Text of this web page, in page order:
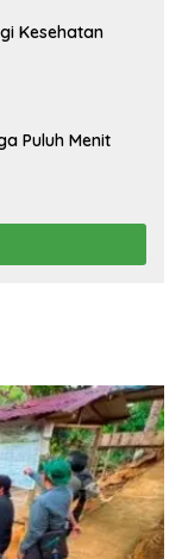
Kesehatan
Puluh Menit